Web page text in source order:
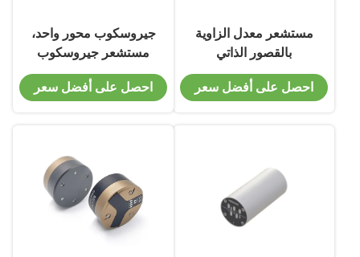
مستشعر معدل الزاوية
بالقصور الذاتي
بجيروسكوب الألياف
الضوئية بتردد 450 هرتز،
احصل على أفضل سعر
جيروسكوب محور واحد،
مستشعر جيروسكوب
الألياف الضوئية، مستشعر
معدل الزاوية بالقصور
احصل على أفضل سعر